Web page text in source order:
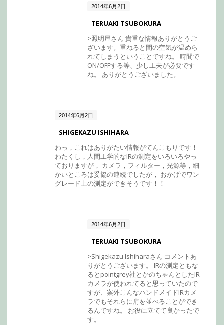
2014年6月2日
TERUAKI TSUBOKURA
>照明屋さん 貴重な情報ありがとうご
ざいます。重ねると間の空気が温めら
れてしまうということですね。 時間で
ON/OFFする等、少し工夫が必要です
ね。 ありがとうございました。
2014年6月2日
SHIGEKAZU ISHIHARA
わっ，これはありがたい情報がてんこもりです！
わたくし，人間工学的なIRの測定をいろいろやっ
ておりますが， カメラ，フィルター，光源等，細
かいところは妥協の連続でしたが， おかげでワン
グレード上の測定ができそうです！！
2014年6月2日
TERUAKI TSUBOKURA
>Shigekazu Ishiharaさん コメントあ
りがとうございます。 IRの測定ともな
るとpointgrey社とかのちゃんとしたIR
カメラが使われてると思っていたので
すが、案外こんなハンドメイドIRカメ
ラでもそれらに肩を並べることができ
るんですね。 お役に立てて良かったで
す。